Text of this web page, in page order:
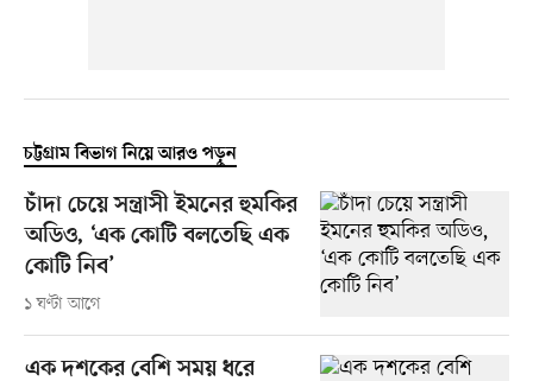
চট্টগ্রাম বিভাগ নিয়ে আরও পড়ুন
চাঁদা চেয়ে সন্ত্রাসী ইমনের হুমকির
অডিও, ‘এক কোটি বলতেছি এক
কোটি নিব’
১ ঘণ্টা আগে
এক দশকের বেশি সময় ধরে